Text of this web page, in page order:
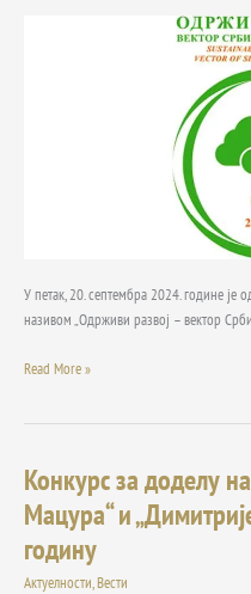
У петак, 20. септембра 2024. године
називом „Одрживи развој – вектор
Read More »
Конкурс за доделу
Мацура“ и
годину
Актуелности,Вести
Конкурс
доделу
награда
„Милорад